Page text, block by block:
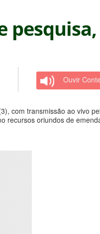
Ouvir
com transmissão ao vivo
recursos oriundos de